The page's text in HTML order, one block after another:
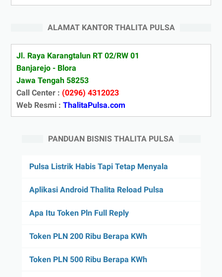
ALAMAT KANTOR THALITA PULSA
Jl. Raya Karangtalun RT 02/RW 01
Banjarejo - Blora
Jawa Tengah 58253
Call Center : (0296) 4312023
Web Resmi : ThalitaPulsa.com
PANDUAN BISNIS THALITA PULSA
Pulsa Listrik Habis Tapi Tetap Menyala
Aplikasi Android Thalita Reload Pulsa
Apa Itu Token Pln Full Reply
Token PLN 200 Ribu Berapa KWh
Token PLN 500 Ribu Berapa KWh